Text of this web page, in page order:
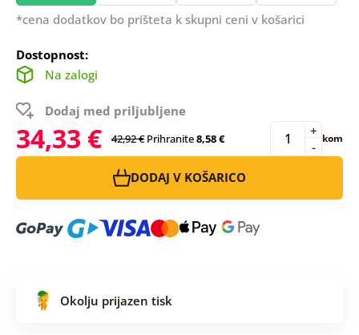
*cena dodatkov bo prišteta k skupni ceni v košarici
Dostopnost:
Na zalogi
Dodaj med priljubljene
34,33 € 42,92 € Prihranite8,58 € -
+ kom
DODAJ V KOŠARICO
Okolju prijazen tisk